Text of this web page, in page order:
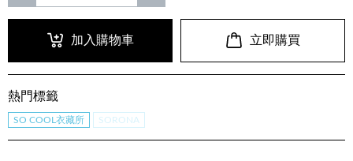
加入購物車 立即購買
熱門標籤
SO COOL衣藏所 SORONA